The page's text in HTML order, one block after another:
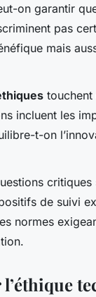
on garantir
pas
mais
touchent
incluent les
t-on
critiques
de suivi
normes